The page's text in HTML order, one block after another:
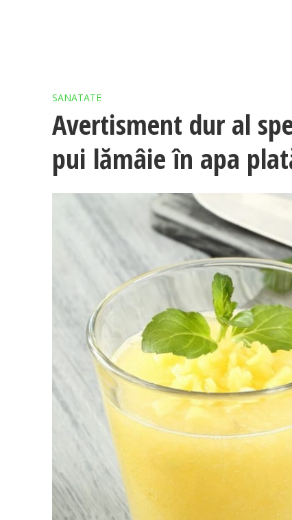
SANATATE
Avertisment dur al
pui lămâie în apa